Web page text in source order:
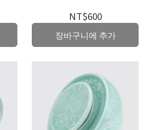
NT$600
장바구니에 추가